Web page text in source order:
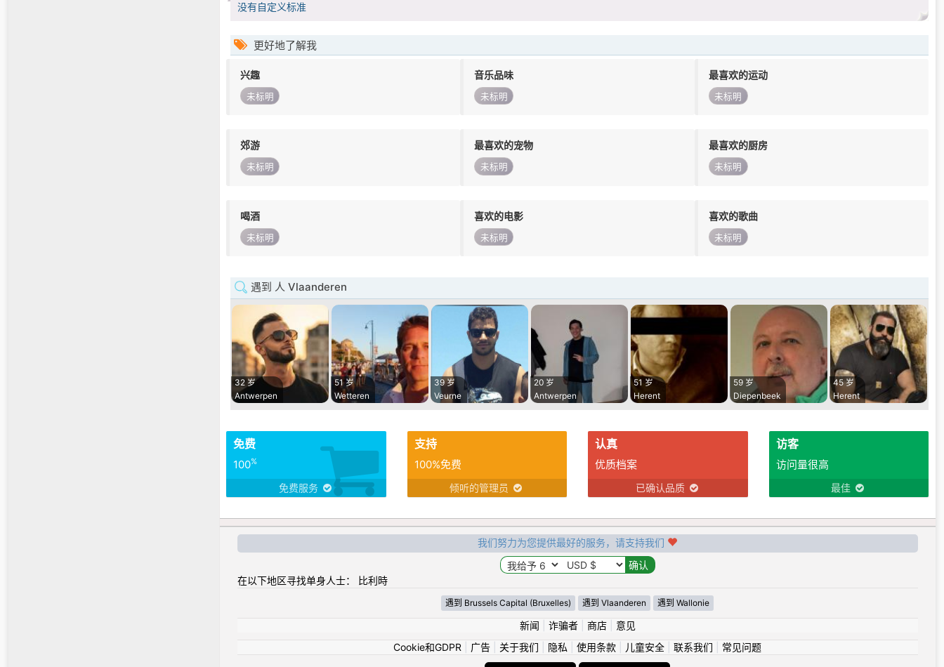
没有自定义标准
更好地了解我
兴趣
未标明
音乐品味
未标明
最喜欢的运动
未标明
郊游
未标明
最喜欢的宠物
未标明
最喜欢的厨房
未标明
喝酒
未标明
喜欢的电影
未标明
喜欢的歌曲
未标明
遇到 人 Vlaanderen
32 岁
Antwerpen
51 岁
Wetteren
39 岁
Veurne
20 岁
Antwerpen
51 岁
Herent
59 岁
Diepenbeek
45 岁
Herent
免费
100%
免费服务
支持
100%免费
倾听的管理员
认真
优质档案
已确认品质
访客
访问量很高
最佳
我们努力为您提供最好的服务，请支持我们
在以下地区寻找单身人士： 比利時
遇到 Brussels Capital (Bruxelles) 遇到 Vlaanderen 遇到 Wallonie
新闻 诈骗者| 商店| 意见
Cookie和GDPR
广告 关于我们 隐私 使用条款 儿童安全 联系我们 常见问题